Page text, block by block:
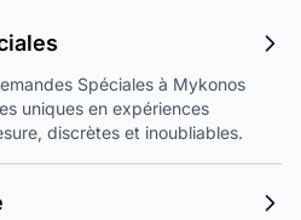
Spéciales à Mykonos
uniques en expériences
discrètes et inoubliables.